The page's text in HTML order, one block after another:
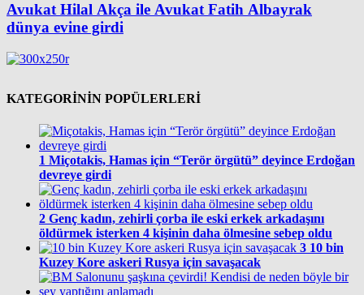
Avukat Hilal Akça ile Avukat Fatih Albayrak
dünya evine girdi
KATEGORİNİN POPÜLERLERİ
1 Miçotakis, Hamas için “Terör örgütü” deyince Erdoğan
devreye girdi
2 Genç kadın, zehirli çorba ile eski erkek arkadaşını
öldürmek isterken 4 kişinin daha ölmesine sebep oldu
3 10 bin
Kuzey Kore askeri Rusya için savaşacak